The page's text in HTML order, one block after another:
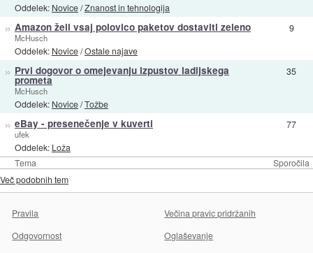
Tema Sporočila
Oddelek: Novice/Znanost in tehnologija
» Amazon želi vsaj polovico paketov dostaviti zeleno
McHusch
Oddelek: Novice/Ostale najave
9
» Prvi dogovor o omejevanju izpustov ladijskega
prometa
McHusch
Oddelek: Novice/Tožbe
35
» eBay - presenečenje v kuverti
ufek
Oddelek: Loža
77
Več podobnih tem
Pravila
Večina pravic pridržanih
Odgovornost
Oglaševanje